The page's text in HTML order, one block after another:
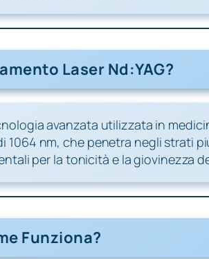
Laser Nd:YAG?
avanzata utilizzata in
nm, che penetra negli strati
per la tonicità e la giovinezza
Funziona?